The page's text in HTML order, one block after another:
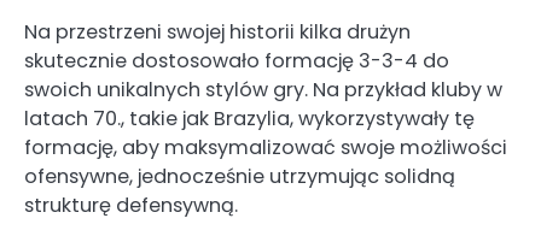
Na przestrzeni swojej historii kilka drużyn
skutecznie dostosowało formację 3-3-4 do
swoich unikalnych stylów gry. Na przykład kluby w
latach 70., takie jak Brazylia, wykorzystywały tę
formację, aby maksymalizować swoje możliwości
ofensywne, jednocześnie utrzymując solidną
strukturę defensywną.